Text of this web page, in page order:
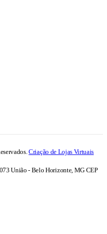
Criação de Lojas Virtuais
União - Belo Horizonte, MG CEP